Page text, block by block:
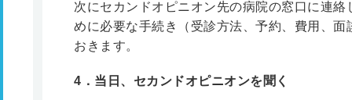
次にセカンドオピニオン先の病院の窓口に連
めに必要な手続き（受診方法、予約、費用、
おきます。
4 ．当日、セカンドオピニオンを聞く